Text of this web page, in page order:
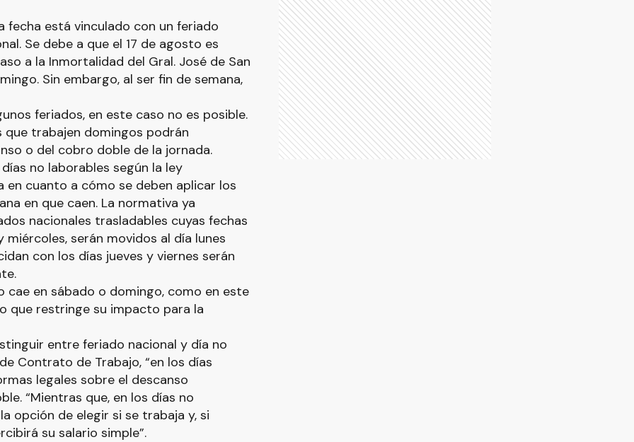
fecha está vinculado con un feriado
Se debe a que el 17 de agosto es
a la Inmortalidad del Gral. José de San
Sin embargo, al ser fin de semana,
feriados, en este caso no es posible.
trabajen domingos podrán
o del cobro doble de la jornada.
no laborables según la ley
en cuanto a cómo se deben aplicar los
en que caen. La normativa ya
nacionales trasladables cuyas fechas
serán movidos al día lunes
con los días jueves y viernes serán
cae en sábado o domingo, como en este
que restringe su impacto para la
entre feriado nacional y día no
Contrato de Trabajo, “en los días
legales sobre el descanso
“Mientras que, en los días no
opción de elegir si se trabaja y, si
su salario simple”.